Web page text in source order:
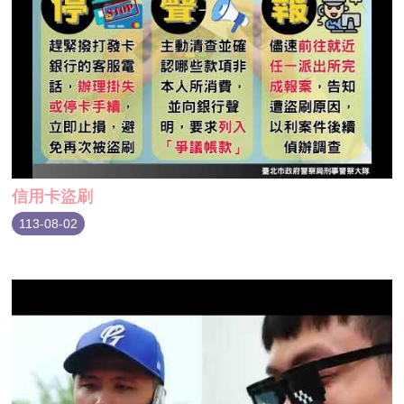
信用卡盜刷
113-08-02